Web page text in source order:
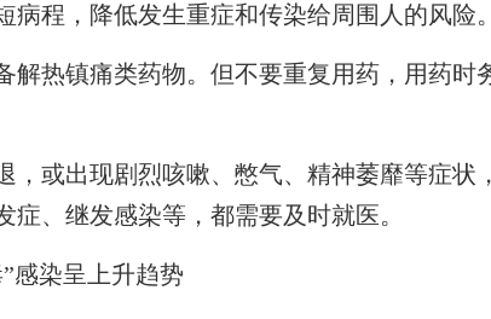
病程，降低发生重症和传染给周围人的风险。
热镇痛类药物。但不要重复用药，用药时
或出现剧烈咳嗽、憋气、精神萎靡等症状
症、继发感染等，都需要及时就医。
感染呈 上升趋势